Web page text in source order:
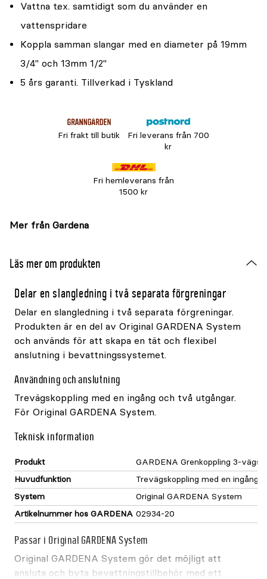
Vattna t.ex. samtidigt som du använder en
vattenspridare
Koppla samman slangar med en diameter på 19mm
3/4" och 13mm 1/2"
5 års garanti. Tillverkad i Tyskland
Fri frakt till butik
Fri leverans från 700
kr
Fri hemleverans från
1500 kr
Mer från Gardena
Läs mer om produkten
Delar en slangledning i två separata förgreningar
Delar en slangledning i två separata förgreningar.
Produkten är en del av Original GARDENA System
och används för att skapa en tät och flexibel
anslutning i bevattningssystemet.
Användning och anslutning
Trevägskoppling med en ingång och två utgångar.
För Original GARDENA System.
Teknisk information
Produkt
GARDENA Grenkoppling 3-vägs
Huvudfunktion
Trevägskoppling med en ingång
System
Original GARDENA System
Artikelnummer hos GARDENA 02934-20
Passar i Original GARDENA System
Original GARDENA System gör det möjligt att
ansluta och byta bevattningstillbehör med ett